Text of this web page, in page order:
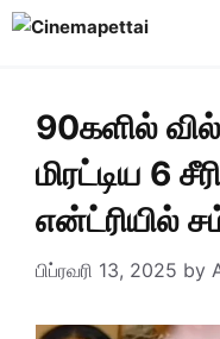
Skip
90களில்
மிரட்டிய 6
என்ட்ரியில்
பிப்ரவரி 13, 2025 by